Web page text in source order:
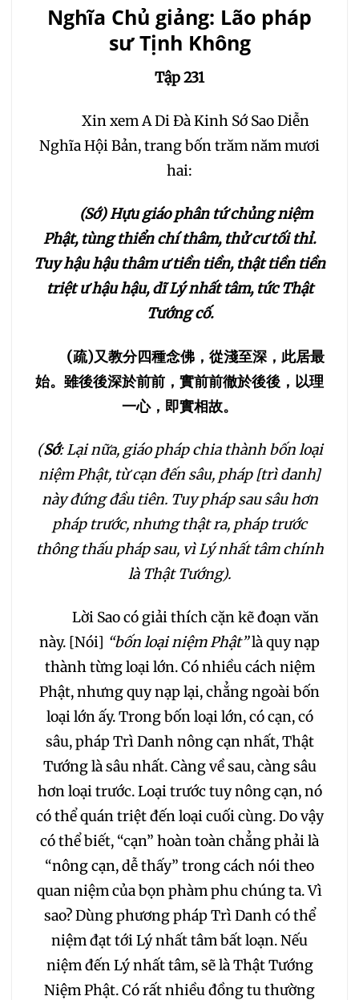
024 025 026
028 029
033 034 035
039 040 041
042 043 044
048 049 050
051 052 053
054 055 056
057 058 059
061 062
063 064 065
067 068
069 070 071
072 073 074
075 076 077
078 079 080
081 082 083
084 085 086
Nghĩa Chủ giảng: Lão pháp
sư Tịnh Không
Tập 231
Xin xem A Di Đà Kinh Sớ Sao Diễn
Nghĩa Hội Bản, trang bốn trăm năm mươi
hai:
(Sớ) Hựu giáo phân tứ chủng niệm
Phật, tùng thiển chí thâm, thử cư tối thỉ.
Tuy hậu hậu thâm ư tiền tiền, thật tiền tiền
triệt ư hậu hậu, dĩ Lý nhất tâm, tức Thật
Tướng cố.
(疏)又教分四種念佛，從淺至深，此居最
始。雖後後深於前前，實前前徹於後後，以理
一心，即實相故。
(Sớ: Lại nữa, giáo pháp chia thành bốn loại
niệm Phật, từ cạn đến sâu, pháp [trì danh]
này đứng đầu tiên. Tuy pháp sau sâu hơn
pháp trước, nhưng thật ra, pháp trước
thông thấu pháp sau, vì Lý nhất tâm chính
là Thật Tướng).
Lời Sao có giải thích cặn kẽ đoạn văn
này. [Nói] “bốn loại niệm Phật”là quy nạp
thành từng loại lớn. Có nhiều cách niệm
Phật, nhưng quy nạp lại, chẳng ngoài bốn
loại lớn ấy. Trong bốn loại lớn, có cạn, có
sâu, pháp Trì Danh nông cạn nhất, Thật
Tướng là sâu nhất. Càng về sau, càng sâu
hơn loại trước. Loại trước tuy nông cạn, nó
có thể quán triệt đến loại cuối cùng. Do vậy
có thể biết, “cạn” hoàn toàn chẳng phải là
“nông cạn, dễ thấy” trong cách nói theo
quan niệm của bọn phàm phu chúng ta. Vì
sao? Dùng phương pháp Trì Danh có thể
niệm đạt tới Lý nhất tâm bất loạn. Nếu
niệm đến Lý nhất tâm, sẽ là Thật Tướng
Niệm Phật. Có rất nhiều đồng tu thường